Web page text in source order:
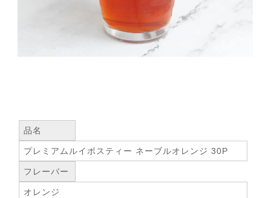
品名
プレミアムルイボスティー ネーブルオレンジ 30P
フレーバー
オレンジ